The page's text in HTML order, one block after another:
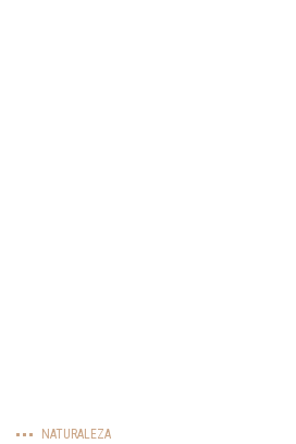
NATURALEZA